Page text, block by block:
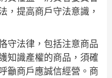
，提高商戶守法意識，
守法律，包括注意商品
知識產權的商品，須確
籲商戶應誠信經營。商